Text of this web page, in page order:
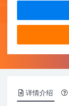
详情介绍